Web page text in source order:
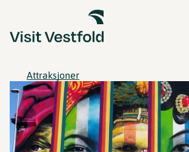
Attraksjoner